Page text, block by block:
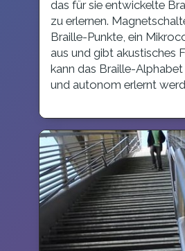
das für sie entwickelte
zu erlernen.
Braille-Punkte, ein
aus und gibt akustisches
kann das Braille-
und autonom erlernt